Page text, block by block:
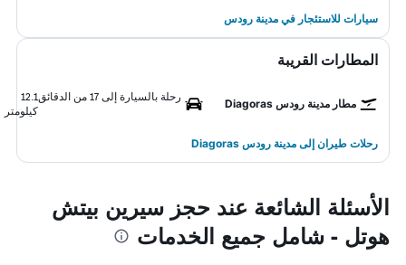
سيارات للاستئجار في مدينة رودس
المطارات القريبة
مطار مدينة رودس Diagoras
رحلة بالسيارة إلى 17 من الدقائق
12.1
كيلومتر
رحلات طيران إلى مدينة رودس Diagoras
الأسئلة الشائعة عند حجز سيرين بيتش
هوتل - شامل جميع الخدمات